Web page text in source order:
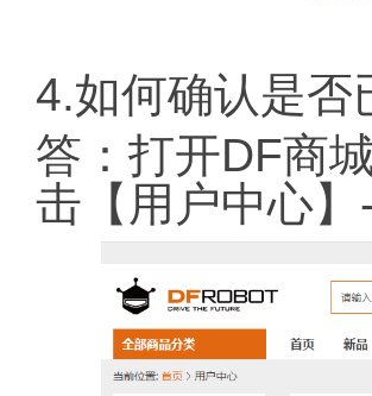
4.如何确认是否
答：打开DF商
击【用户中心